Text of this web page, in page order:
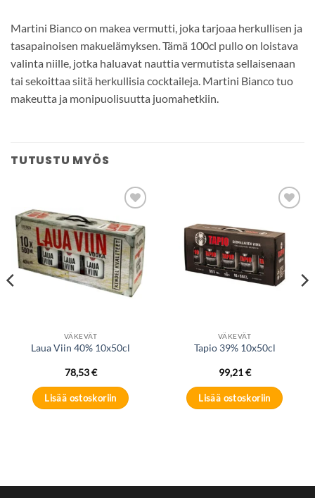
Martini Bianco on makea vermutti, joka tarjoaa herkullisen ja
tasapainoisen makuelämyksen. Tämä 100cl pullo on loistava
valinta niille, jotka haluavat nauttia vermutista sellaisenaan
tai sekoittaa siitä herkullisia cocktaileja. Martini Bianco tuo
makeutta ja monipuolisuutta juomahetkiin.
TUTUSTU MYÖS
wishlist
VÄKEVÄT
Laua Viin 40% 10x50cl
78,53€
Lisää ostoskoriin
VÄKEVÄT
Tapio 39% 10x50cl
99,21€
Lisää ostoskoriin